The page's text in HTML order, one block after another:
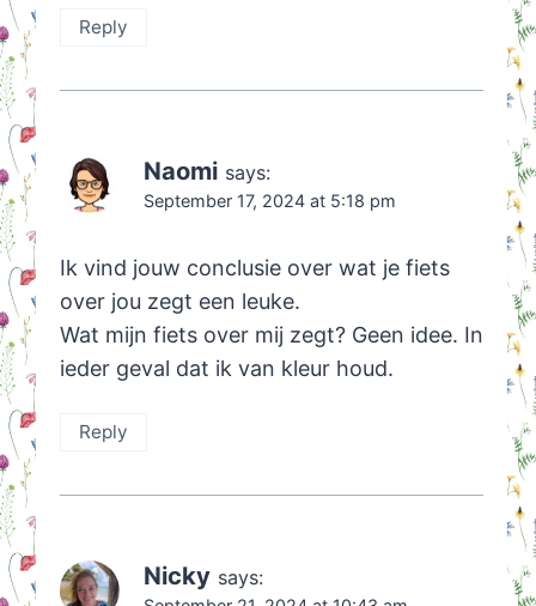
Reply
Naomi says:
September 17, 2024 at 5:18 pm
Ik vind jouw conclusie over wat je fiets
over jou zegt een leuke.
Wat mijn fiets over mij zegt? Geen idee. In
ieder geval dat ik van kleur houd.
Reply
Nicky says: